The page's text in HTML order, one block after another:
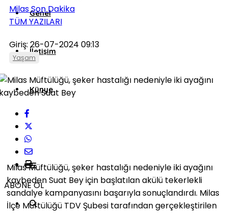
Genel
İletişim
Künye
Milas Son Dakika
TÜM YAZILARI
Giriş: 26-07-2024 09:13
Yaşam
ABONE OL
Milas Müftülüğü, şeker hastalığı nedeniyle iki ayağını
kaybeden Suat Bey için başlatılan akülü tekerlekli
sandalye kampanyasını başarıyla sonuçlandırdı. Milas
İlçe Müftülüğü TDV Şubesi tarafından gerçekleştirilen